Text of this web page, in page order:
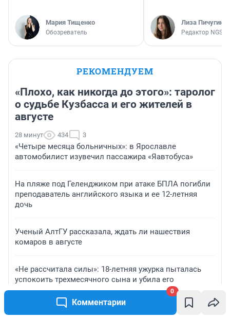
Комментарии
0
Мария Тищенко
Обозреватель
Лиза Пичугина
Редактор
РЕКОМЕНДУЕМ
«Плохо, как никогда до этого»: таролог
о судьбе Кузбасса и его жителей в
августе
28 минут 434 3
«Четыре месяца больничных»: в Ярославле
автомобилист изувечил пассажира «Яавтобуса»
На пляже под Геленджиком при атаке БПЛА погибли
преподаватель английского языка и ее 12-летняя
дочь
Ученый АлтГУ рассказала, ждать ли нашествия
комаров в августе
«Не рассчитала силы»: 18-летняя ужурка пыталась
успокоить трехмесячного сына и убила его
ЗНАКОМСТВА